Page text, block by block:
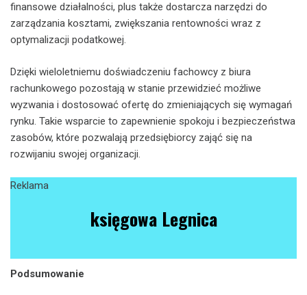
finansowe działalności, plus także dostarcza narzędzi do
zarządzania kosztami, zwiększania rentowności wraz z
optymalizacji podatkowej.
Dzięki wieloletniemu doświadczeniu fachowcy z biura
rachunkowego pozostają w stanie przewidzieć możliwe
wyzwania i dostosować ofertę do zmieniających się wymagań
rynku. Takie wsparcie to zapewnienie spokoju i bezpieczeństwa
zasobów, które pozwalają przedsiębiorcy zająć się na
rozwijaniu swojej organizacji.
Reklama
księgowa Legnica
Podsumowanie